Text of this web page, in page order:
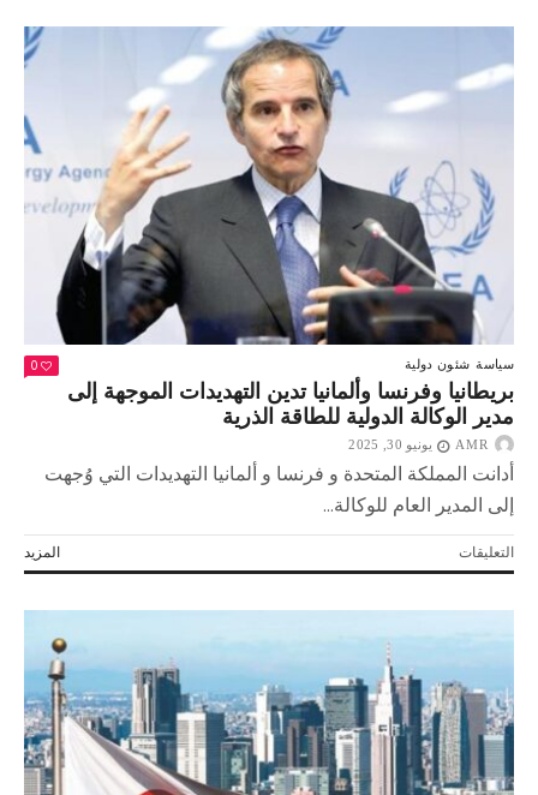
وكالة
الطاقة
فاقمت
أزمات
الأمن
العالمي
مغلقة
سياسة شئون دولية 0
بريطانيا وفرنسا وألمانيا تدين التهديدات الموجهة إلى
مدير الوكالة الدولية للطاقة الذرية
AMR يونيو 30, 2025
أدانت المملكة المتحدة و فرنسا و ألمانيا التهديدات التي وُجهت
إلى المدير العام للوكالة...
المزيد التعليقاتعلى
بريطانيا
التهديدات
الموجهة
إلى
مدير
الوكالة
الدولية